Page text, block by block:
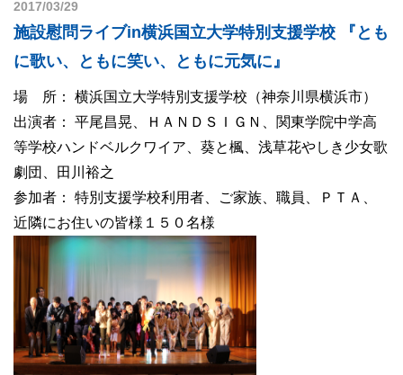
2017/03/29
施設慰問ライブin横浜国立大学特別支援学校 『とも
に歌い、ともに笑い、ともに元気に』
場 所： 横浜国立大学特別支援学校（神奈川県横浜市）
出演者： 平尾昌晃、ＨＡＮＤＳＩＧＮ、関東学院中学高
等学校ハンドベルクワイア、葵と楓、浅草花やしき少女歌
劇団、田川裕之
参加者： 特別支援学校利用者、ご家族、職員、ＰＴＡ、
近隣にお住いの皆様１５０名様